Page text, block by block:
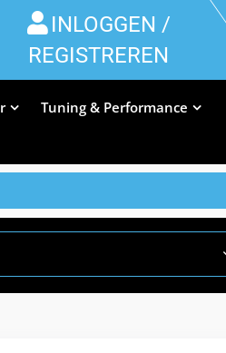
INLOGGEN /
REGISTREREN
Tuning & Performance